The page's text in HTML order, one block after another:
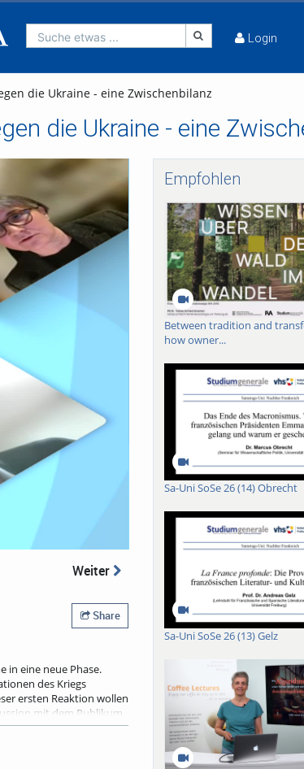
Suche etwas ... Login
die Ukraine - eine Zwischenbilanz
die Ukraine - eine
Weiter
Share
in eine neue Phase.
des Kriegs
ersten Reaktion wollen
mit dem Publikum
Empfohlen
Between tradition and
how owner...
Sa-Uni SoSe 26 (14) Obrecht
Sa-Uni SoSe 26 (13) Gelz